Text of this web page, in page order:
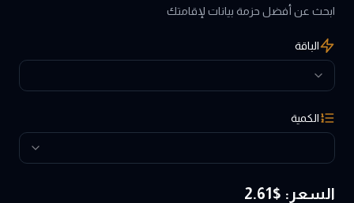
ابحث عن أفضل حزمة بيانات لإقامتك
الباقة
الكمية
السعر : $
2.61